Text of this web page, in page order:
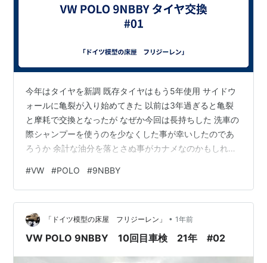
今年はタイヤを新調 既存タイヤはもう5年使用 サイドウ
ォールに亀裂が入り始めてきた 以前は3年過ぎると亀裂
と摩耗で交換となったが なぜか今回は長持ちした 洗車の
際シャンプーを使うのを少なくした事が幸いしたのであ
ろうか 余計な油分を落とさぬ事がカナメなのかもしれな
#VW #POLO #9NBBY
「ドイツ模型の床屋 フリジーレン」 • 1年前
VW POLO 9NBBY 10回目車検 21年 #02